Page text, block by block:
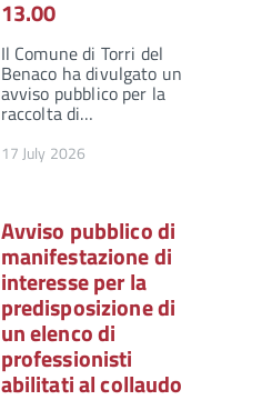
13.00
Il Comune di Torri del
Benaco ha divulgato un
avviso pubblico per la
raccolta di…
17 July 2026
Avviso pubblico di
manifestazione di
interesse per la
predisposizione di
un elenco di
professionisti
abilitati al collaudo